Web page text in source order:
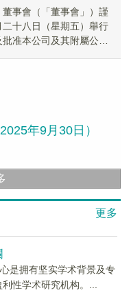
事會（「董事會」）謹
十八日（星期五）舉行
准本公司及其附屬公司
年9月30日）
更多
是拥有坚实学术背景及专
性学术研究机构。...